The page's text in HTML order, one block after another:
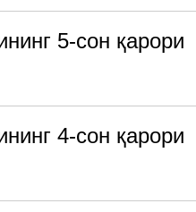
5-сон қарори
4-сон қарори